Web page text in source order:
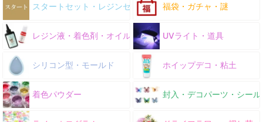
スタートセット・レジンセット 福袋・ガチャ・謎
レジン液・着色剤・オイル UVライト・道具
シリコン型・モールド ホイップデコ・粘土
着色パウダー 封入・デコパーツ・シール